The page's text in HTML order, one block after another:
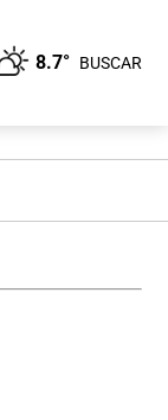
8.7° BUSCAR